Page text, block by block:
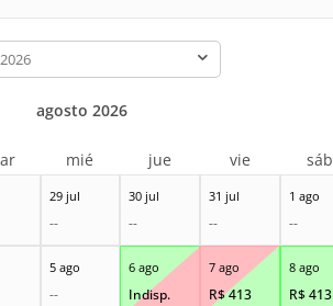
29 jul
--
30 jul
--
31 jul
--
1 ago
--
5 ago
--
6 ago
Indisp.
7 ago
R$413
8 ago
R$413
agosto 2026
mié jue vie sáb